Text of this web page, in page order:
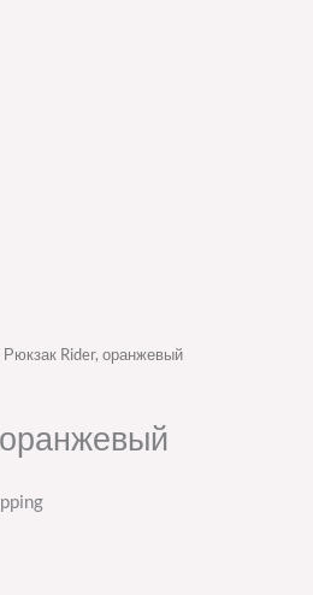
Rider, оранжевый